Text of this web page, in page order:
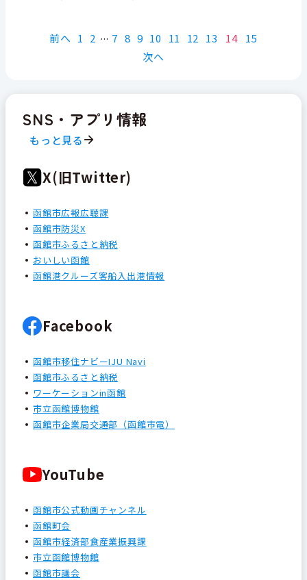
前へ 1 2 7 8 9 10 11 12 13 14 15
次へ
SNS・アプリ情報
もっと見る
X(旧Twitter)
函館市広報広聴課
函館市防災X
函館市ふるさと納税
おいしい函館
函館港クルーズ客船入出港情報
Facebook
函館市移住ナビーIJU Navi
函館市ふるさと納税
ワーケーションin函館
市立函館博物館
函館市企業局交通部（函館市電）
YouTube
函館市公式動画チャンネル
函館町会
函館市経済部食産業振興課
市立函館博物館
函館市議会